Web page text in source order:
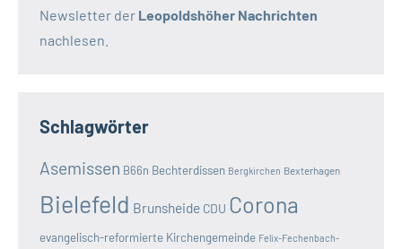
Newsletter der Leopoldshöher Nachrichten
nachlesen.
Schlagwörter
Asemissen B66n Bechterdissen Bergkirchen Bexterhagen
Bielefeld Brunsheide CDU Corona
evangelisch-reformierte Kirchengemeinde Felix-Fechenbach-